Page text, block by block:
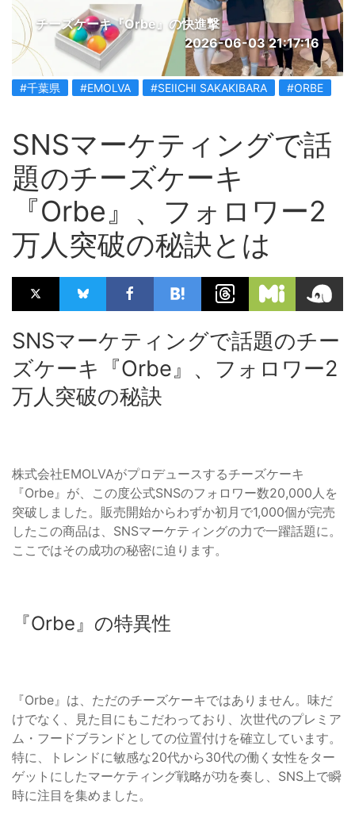
チーズケーキ『Orbe』の快進撃
2026-06-03 21:17:16
#千葉県 #EMOLVA #SEIICHI SAKAKIBARA #ORBE
SNSマーケティングで話
題のチーズケーキ
『Orbe』、フォロワー2
万人突破の秘訣とは
SNSマーケティングで話題のチー
ズケーキ『Orbe』、フォロワー2
万人突破の秘訣
株式会社EMOLVAがプロデュースするチーズケーキ
『Orbe』が、この度公式SNSのフォロワー数20,000人を
突破しました。販売開始からわずか初月で1,000個が完売
したこの商品は、SNSマーケティングの力で一躍話題に。
ここではその成功の秘密に迫ります。
『Orbe』の特異性
『Orbe』は、ただのチーズケーキではありません。味だ
けでなく、見た目にもこだわっており、次世代のプレミア
ム・フードブランドとしての位置付けを確立しています。
特に、トレンドに敏感な20代から30代の働く女性をター
ゲットにしたマーケティング戦略が功を奏し、SNS上で瞬
時に注目を集めました。